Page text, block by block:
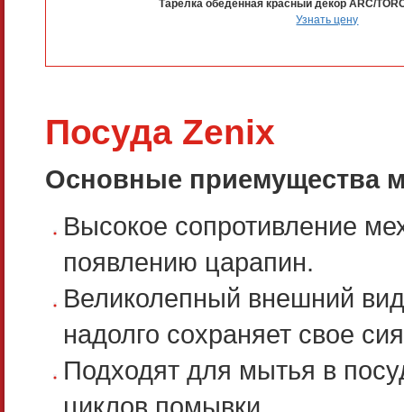
Тарелка обеденная красный декор ARC/
Узнать цену
Посуда Zenix
Основные приемущества
Высокое сопротивление
появлению царапин.
Великолепный внешний
надолго сохраняет свое
Подходят для мытья в